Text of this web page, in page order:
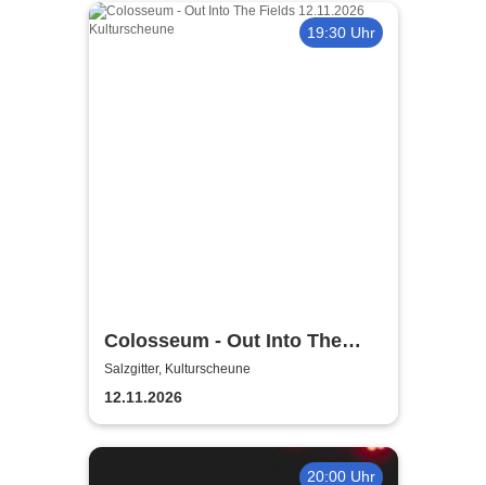
19:30 Uhr
Colosseum - Out Into The
Fields
Salzgitter, Kulturscheune
12.11.2026
20:00 Uhr